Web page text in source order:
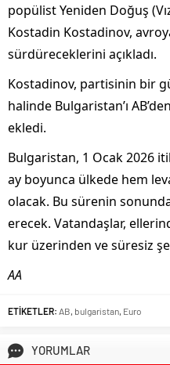
popülist Yeniden Doğuş
Kostadin Kostadinov,
sürdüreceklerini açıkladı.
Kostadinov, partisinin bir
halinde Bulgaristan’ı
ekledi.
Bulgaristan, 1 Ocak 2026
ay boyunca ülkede hem
olacak. Bu sürenin
erecek. Vatandaşlar,
kur üzerinden ve süresiz
AA
ETİKETLER: AB bulgaristan Euro
YORUMLAR